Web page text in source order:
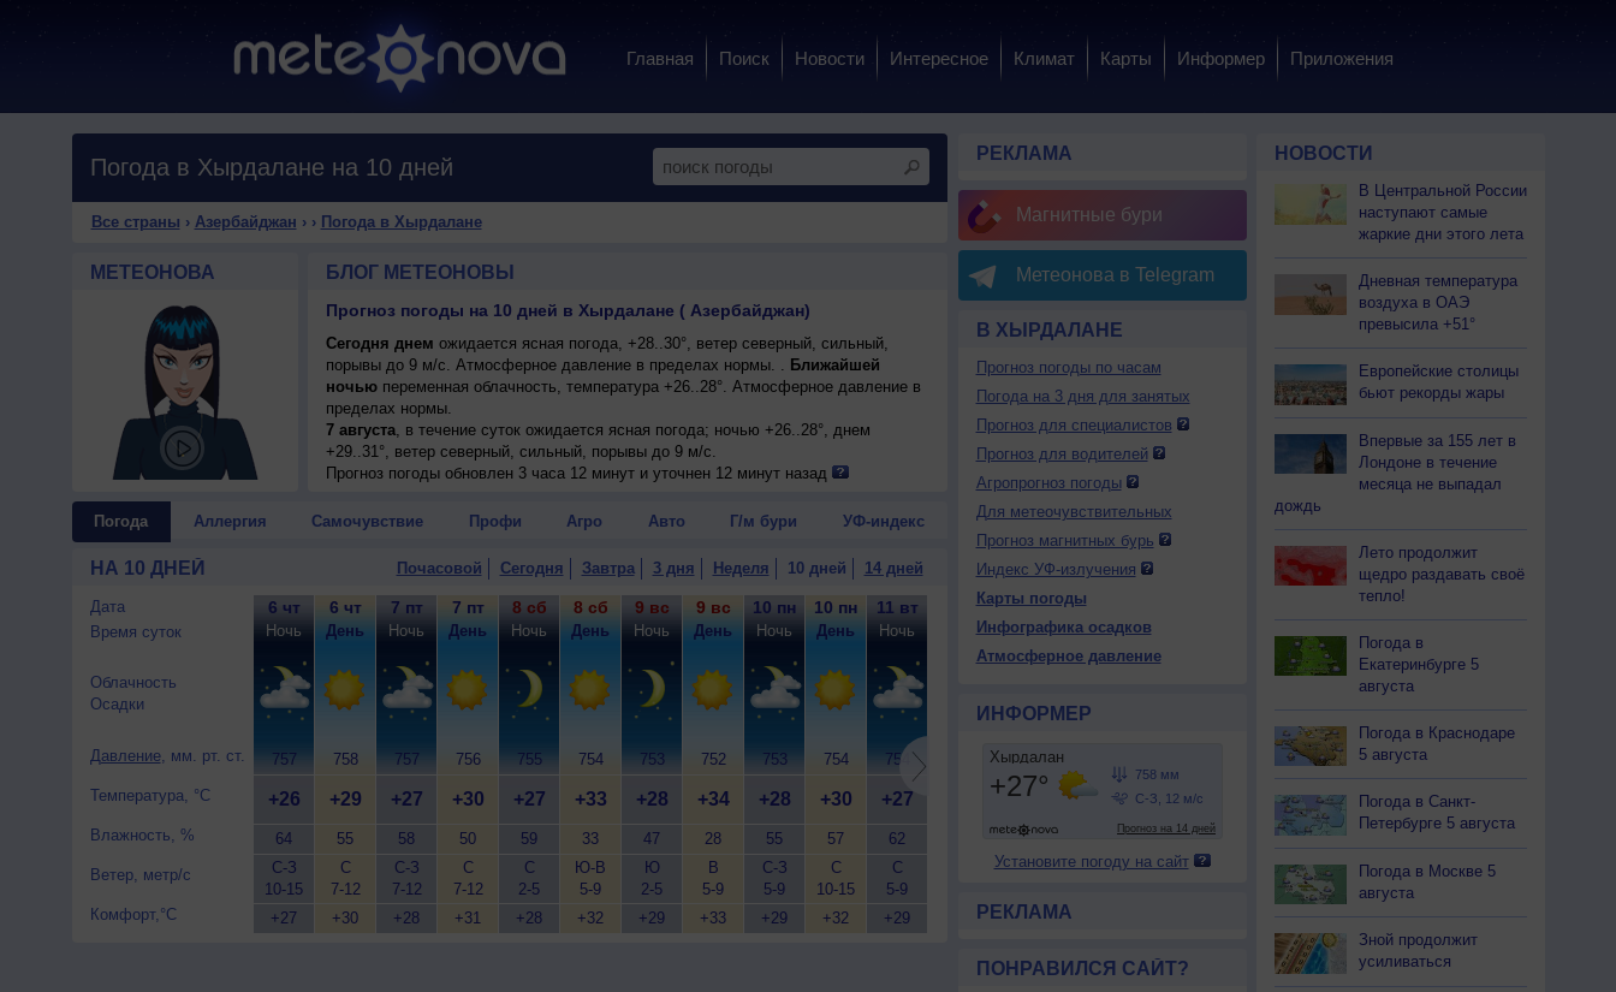
Главная Поиск Новости Интересное Климат Карты Информер Приложения
Погода в Хырдалане на 10 дней
Все страны › Азербайджан › › Погода в Хырдалане
МЕТЕОНОВА БЛОГ МЕТЕОНОВЫ
Прогноз погоды на 10 дней в Хырдалане ( Азербайджан)
Сегодня днем ожидается ясная погода, +28..30°, ветер северный, сильный,
порывы до 9 м/с. Атмосферное давление в пределах нормы. . Ближайшей
ночьюпеременная облачность, температура +26..28°. Атмосферное давление в
пределах нормы.
7 августа, в течение суток ожидается ясная погода; ночью +26..28°, днем
+29..31°, ветер северный, сильный, порывы до 9 м/с.
7 августа, ожидается ясная погода; ночью +26..28°, днем +29..31°, ветер
8 августа, в течение суток ожидается ясная погода; ночью +26..28°, днем
, ожидается ясная погода; ночью +27..29°, днем +33..35°, ветер юго-
восточный, умеренный.
Прогноз погоды обновлен 3 часа 12 минут и уточнен 12 минут назад
Погода Аллергия Самочувствие Профи Агро Авто Г/м бури УФ-индекс
НА 10 ДНЕЙ Почасовой Сегодня Завтра 3 дня Неделя 10 дней 14 дней
Дата
Время суток
Облачность
Осадки
Давление, мм. рт. ст.
Температура, °C
Влажность, %
Ветер, метр/с
Комфорт,°C
6 чт
Ночь
757
+26
64
С-З
10-15
+27
6 чт
День
758
+29
55
С
7-12
+30
7 пт
Ночь
757
+27
58
С-З
7-12
+28
7 пт
День
756
+30
50
С
7-12
+31
8 сб
Ночь
755
+27
59
С
2-5
+28
8 сб
День
754
+33
33
Ю-В
5-9
+32
9 вс
Ночь
753
+28
47
Ю
2-5
+29
9 вс
День
752
+34
28
В
5-9
+33
10 пн
Ночь
753
+28
55
С-З
5-9
+29
10 пн
День
754
+30
57
С
10-15
+32
11 вт
Ночь
754
+27
62
С
5-9
+29
11 вт
День
12 ср
Ночь
756
+27
63
С-З
+29
12 ср
День
+30
С
+31
Ночь
+27
61
С-З
+30
44
С
+27
758
+29
43
С
10-15
15 сб
758
+25
С
10-15
+27
С
РЕКЛАМА
Магнитные бури
Метеонова в Telegram
В ХЫРДАЛАНЕ
Прогноз погоды по часам
Погода на 3 дня для занятых
Прогноз для специалистов
Прогноз для водителей
Агропрогноз погоды
Для метеочувствительных
Прогноз магнитных бурь
Индекс УФ-излучения
Карты погоды
Инфографика осадков
Атмосферное давление
ИНФОРМЕР
Установите погоду на сайт
РЕКЛАМА
ПОНРАВИЛСЯ САЙТ?
НОВОСТИ
В Центральной России
наступают самые
жаркие дни этого лета
Дневная температура
воздуха в ОАЭ
превысила +51°
Европейские столицы
бьют рекорды жары
Впервые за 155 лет в
Лондоне в течение
месяца не выпадал
дождь
Лето продолжит
щедро раздавать своё
тепло!
Погода в
Екатеринбурге 5
августа
Погода в Краснодаре
5 августа
Погода в Санкт-
Петербурге 5 августа
Погода в Москве 5
августа
Зной продолжит
усиливаться